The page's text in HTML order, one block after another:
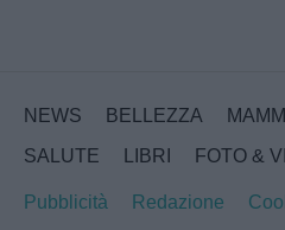
NEWS BELLEZZA
SALUTE
LIBRI FOTO &
Pubblicità Redazione